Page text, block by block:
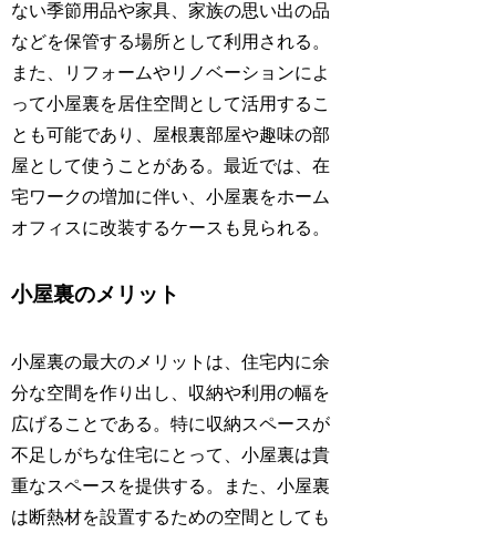
ない季節用品や家具、家族の思い出の品
などを保管する場所として利用される。
また、リフォームやリノベーションによ
って小屋裏を居住空間として活用するこ
とも可能であり、屋根裏部屋や趣味の部
屋として使うことがある。最近では、在
宅ワークの増加に伴い、小屋裏をホーム
オフィスに改装するケースも見られる。
小屋裏のメリット
小屋裏の最大のメリットは、住宅内に余
分な空間を作り出し、収納や利用の幅を
広げることである。特に収納スペースが
不足しがちな住宅にとって、小屋裏は貴
重なスペースを提供する。また、小屋裏
は断熱材を設置するための空間としても